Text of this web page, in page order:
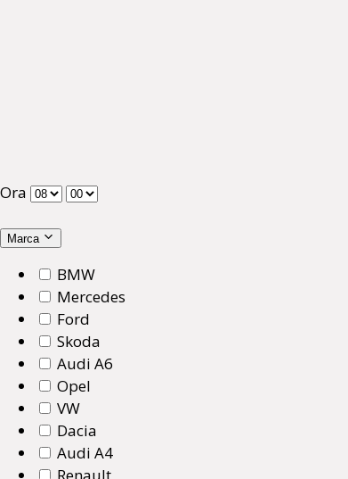
Ora
Marca
BMW
Mercedes
Ford
Skoda
Audi A6
Opel
VW
Dacia
Audi A4